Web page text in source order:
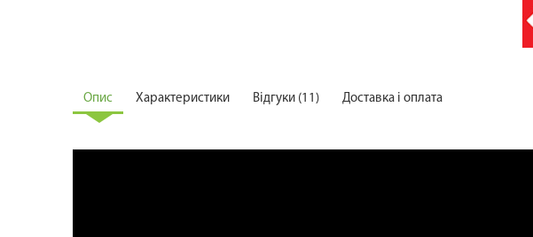
Опис Характеристики Відгуки (11) Доставка і оплата